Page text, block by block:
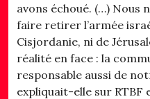
avons échoué. (…) Nous
faire retirer l’armée
Cisjordanie, ni de
réalité en face : la
responsable aussi de
expliquait-elle sur RTBF